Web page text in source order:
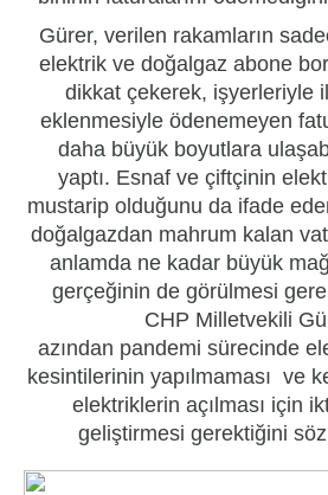
Gürer, verilen rakamların
elektrik ve doğalgaz abone
dikkat çekerek, işyerleriyle
eklenmesiyle ödenemeyen
daha büyük boyutlara
yaptı. Esnaf ve çiftçinin
mustarip olduğunu da ifade
doğalgazdan mahrum kalan
anlamda ne kadar büyük
gerçeğinin de görülmesi
CHP Milletvekili
azından pandemi sürecinde
kesintilerinin yapılmaması ve
elektriklerin açılması için
geliştirmesi gerektiğini